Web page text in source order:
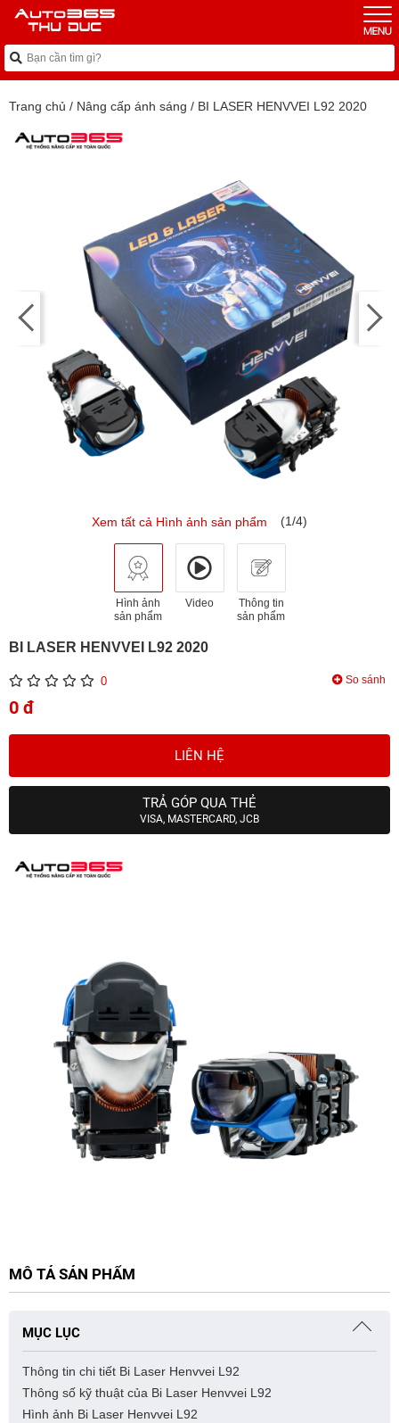
Trang chủ / Nâng cấp ánh sáng / BI LASER HENVVEI L92 2020
Xem tất cả Hình ảnh sản phẩm (1/4)
Hình ảnh
sản phẩm
Video
Thông tin
sản phẩm
BI LASER HENVVEI L92 2020
0 So sánh
0 đ
LIÊN HỆ
TRẢ GÓP QUA THẺ
VISA, MASTERCARD, JCB
MÔ TẢ SẢN PHẨM
MỤC LỤC
Thông tin chi tiết Bi Laser Henvvei L92
Thông số kỹ thuật của Bi Laser Henvvei L92
Hình ảnh Bi Laser Henvvei L92